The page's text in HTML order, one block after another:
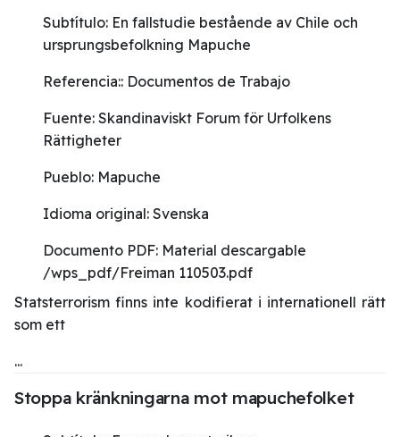
Subtítulo: En fallstudie bestående av Chile och
ursprungsbefolkning Mapuche
Referencia:: Documentos de Trabajo
Fuente: Skandinaviskt Forum för Urfolkens
Rättigheter
Pueblo: Mapuche
Idioma original: Svenska
Documento PDF: Material descargable
/wps_pdf/Freiman 110503.pdf
Statsterrorism finns inte kodifierat i internationell rätt
som ett
...
Stoppa kränkningarna mot mapuchefolket